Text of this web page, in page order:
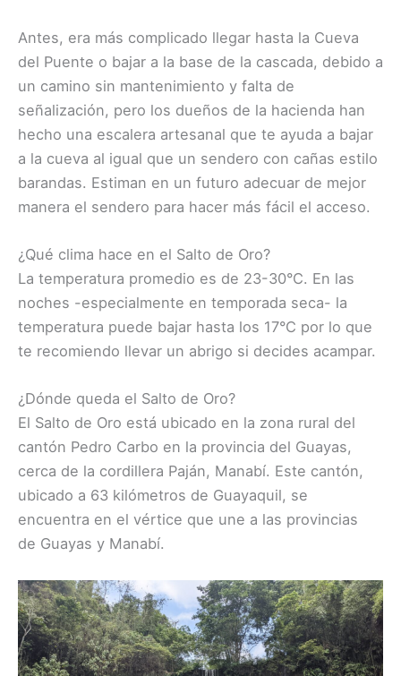
Antes, era más complicado llegar hasta la Cueva
del Puente o bajar a la base de la cascada, debido a
un camino sin mantenimiento y falta de
señalización, pero los dueños de la hacienda han
hecho una escalera artesanal que te ayuda a bajar
a la cueva al igual que un sendero con cañas estilo
barandas. Estiman en un futuro adecuar de mejor
manera el sendero para hacer más fácil el acceso.
¿Qué clima hace en el Salto de Oro?
La temperatura promedio es de 23-30°C. En las
noches -especialmente en temporada seca- la
temperatura puede bajar hasta los 17°C por lo que
te recomiendo llevar un abrigo si decides acampar.
¿Dónde queda el Salto de Oro?
El Salto de Oro está ubicado en la zona rural del
cantón Pedro Carbo en la provincia del Guayas,
cerca de la cordillera Paján, Manabí. Este cantón,
ubicado a 63 kilómetros de Guayaquil, se
encuentra en el vértice que une a las provincias
de Guayas y Manabí.